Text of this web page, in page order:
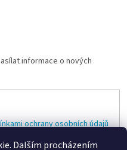
Dalším procházením
informace o nových
ochrany osobních údajů